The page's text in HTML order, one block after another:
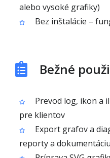
alebo vysoké grafiky)
Bez inštalácie –
Bežné
Prevod log, ikon a
pre klientov
Export grafov a
reporty a dokumentáciu